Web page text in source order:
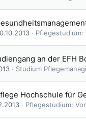
an der EFH
Studium
Hochschule für
Pflegestudium: